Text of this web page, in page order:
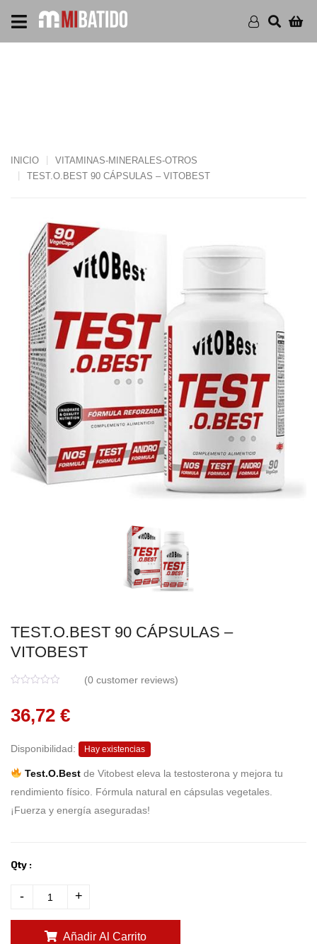
INICIO
VITAMINAS-MINERALES-OTROS
TEST.O.BEST 90 CÁPSULAS – VITOBEST
TEST.O.BEST 90 CÁPSULAS –
VITOBEST
u
t
b
s
e
o
c
e
n
(0 customer reviews)
36,72 €
Disponibilidad: Hay existencias
Test.O.Bestde Vitobest eleva la testosterona y mejora tu
rendimiento físico. Fórmula natural en cápsulas vegetales.
¡Fuerza y energía aseguradas!
Qty :
- +
Añadir Al Carrito